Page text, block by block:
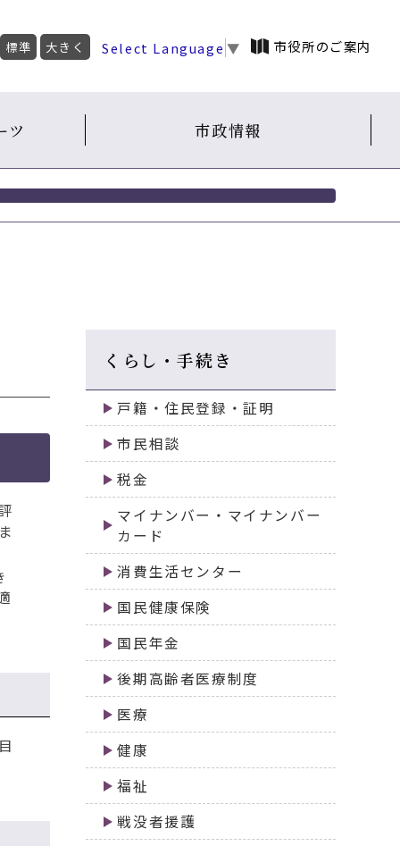
標準 大きく Select Language ▼ 市役所のご案内
ツ 市政情報
くらし・手続き
戸籍・住民登録・証明
市民相談
税金
マイナンバー・マイナンバー
カード
消費生活センター
国民健康保険
国民年金
後期高齢者医療制度
医療
健康
福祉
戦没者援護